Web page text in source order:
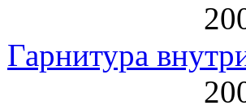
Гарнитура